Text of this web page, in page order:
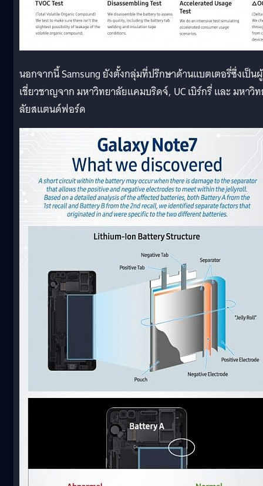
นอกจากนี้ Samsung ยังตั้งกลุ่มที่ปรึกษาด้านแบตเตอรี่ซึ่งเป็นผู้
เชี่ยวชาญจาก มหาวิทยาลัยแคมบริดจ์, UC เบิร์กรี่ และ มหาวิ
ลัยสแตนด์ฟอร์ด